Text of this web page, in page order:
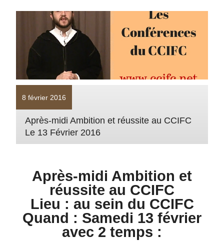
8 février 2016
Après-midi Ambition et réussite au CCIFC
Le 13 Février 2016
Après-midi Ambition et
réussite au CCIFC
Lieu : au sein du CCIFC
Quand : Samedi 13 février
avec 2 temps :